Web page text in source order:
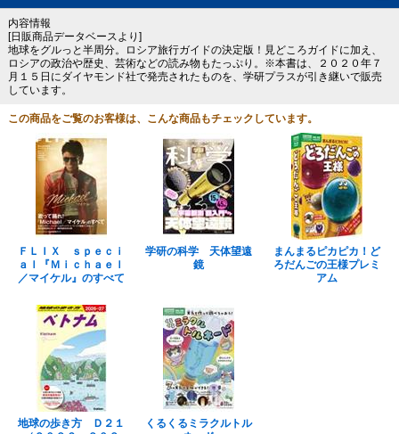
内容情報
[日販商品データベースより]
地球をグルっと半周分。ロシア旅行ガイドの決定版！見どころガイドに加え、
ロシアの政治や歴史、芸術などの読み物もたっぷり。※本書は、２０２０年７
月１５日にダイヤモンド社で発売されたものを、学研プラスが引き継いで販売
しています。
この商品をご覧のお客様は、こんな商品もチェックしています。
ＦＬＩＸ ｓｐｅｃｉ
ａｌ『Ｍｉｃｈａｅｌ
／マイケル』のすべて
学研の科学 天体望遠
鏡
まんまるピカピカ！ど
ろだんごの王様プレミ
アム
地球の歩き方 Ｄ２１
くるくるミラクルトル